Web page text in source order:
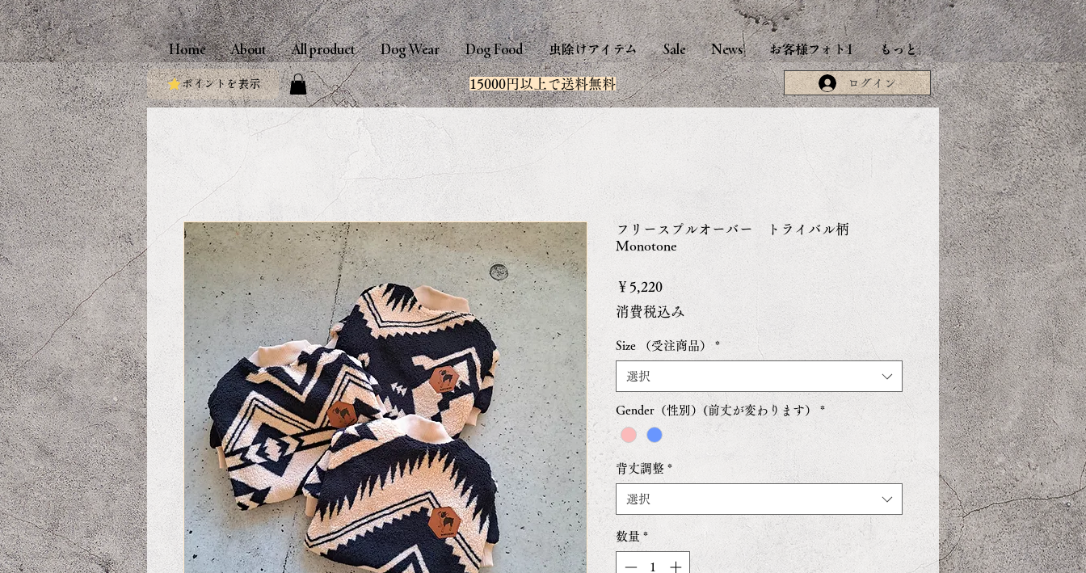
Home About All product Dog Wear Dog Food 虫除けアイテム Sale News お客様フォト1 もっと
ポイントを表示 15000円以上で送料無料 ログイン
フリースプルオーバー トライバル柄
Monotone
￥5,220価
格
消費税込み
Size （受注商品） *
選択
Gender（性別）(前丈が変わります） *
背丈調整 *
選択
数量 *